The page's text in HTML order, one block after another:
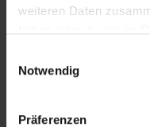
weiteren Daten
Notwendig
Präferenzen
Machine serial